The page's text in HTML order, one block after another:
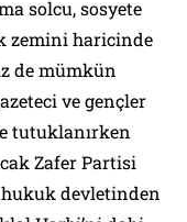
solcu, sosyete
zemini haricinde
de mümkün
ve gençler
tutuklanırken
Zafer Partisi
devletinden